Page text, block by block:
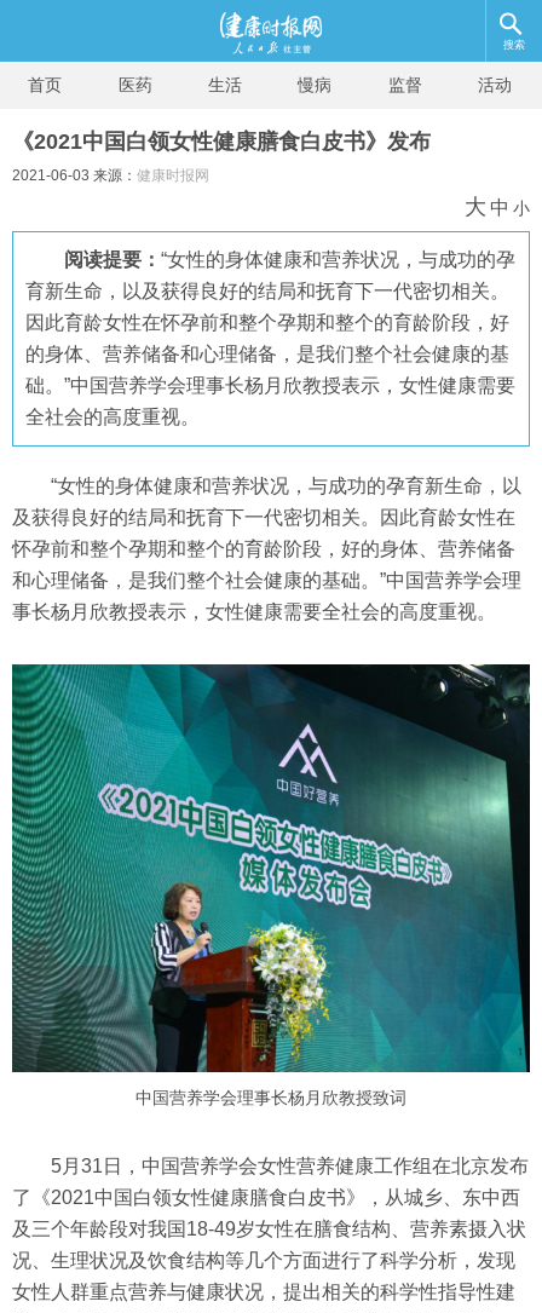
搜索
首页 医药 生活 慢病 监督 活动
《2021中国白领女性健康膳食白皮书》发布
2021-06-03 来源： 健康时报网
大 中 小
阅读提要： “女性的身体健康和营养状况，与成功的孕
育新生命，以及获得良好的结局和抚育下一代密切相关。
因此育龄女性在怀孕前和整个孕期和整个的育龄阶段，好
的身体、营养储备和心理储备，是我们整个社会健康的基
础。”中国营养学会理事长杨月欣教授表示，女性健康需要
全社会的高度重视。
“女性的身体健康和营养状况，与成功的孕育新生命，以
及获得良好的结局和抚育下一代密切相关。因此育龄女性在
怀孕前和整个孕期和整个的育龄阶段，好的身体、营养储备
和心理储备，是我们整个社会健康的基础。”中国营养学会理
事长杨月欣教授表示，女性健康需要全社会的高度重视。
中国营养学会理事长杨月欣教授致词
5月31日，中国营养学会女性营养健康工作组在北京发布
了《2021中国白领女性健康膳食白皮书》，从城乡、东中西
及三个年龄段对我国18-49岁女性在膳食结构、营养素摄入状
况、生理状况及饮食结构等几个方面进行了科学分析，发现
女性人群重点营养与健康状况，提出相关的科学性指导性建